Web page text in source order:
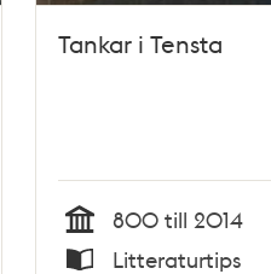
Tankar i Tensta
Tid
800 till 2014
Litteraturtips